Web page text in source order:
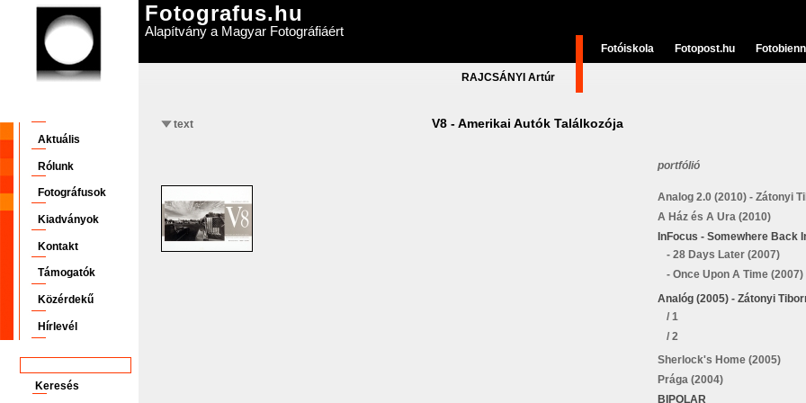
Fotografus.hu
Alapítvány a Magyar Fotográfiáért
RAJCSÁNYI Artúr
Fotóiskola Fotopost.hu
Aktuális
Rólunk
Fotográfusok
Kiadványok
Kontakt
Támogatók
Közérdekű
Hírlevél
text V8 - Amerikai Autók Találkozója
portfólió
Analog 2.0 (2010) - Zátonyi
A Ház és A Ura (2010)
InFocus - Somewhere Back
- 28 Days Later (2007)
- Once Upon A Time (2007)
Analóg (2005) - Zátonyi
/ 1
/ 2
Sherlock's Home (2005)
Prága (2004)
BIPOLAR